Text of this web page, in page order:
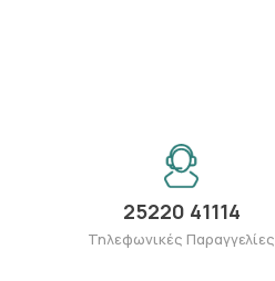
25220 41114
Τηλεφωνικές Παραγγελίες